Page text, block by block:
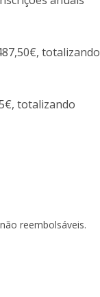
totalizando
totalizando
reembolsáveis.